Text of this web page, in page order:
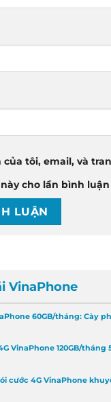
của tôi, email, và
cho lần bình
VinaPhone
60GB/tháng: Cày
VinaPhone 120GB/tháng
cước 4G VinaPhone